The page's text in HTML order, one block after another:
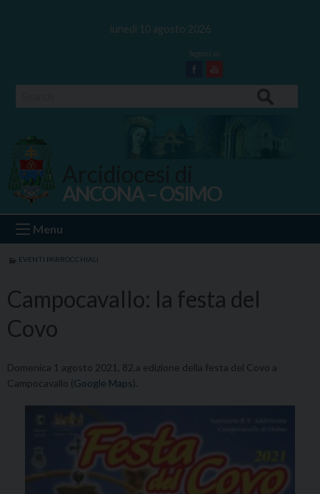
lunedì 10 agosto 2026
Facebook
Youtube
Ancona Osimo
ANCONA – OSIMO
Menu
EVENTI PARROCCHIALI
Campocavallo: la festa del
Covo
Domenica 1 agosto 2021, 82.a edizione della festa del Covo a
Campocavallo (Google Maps).